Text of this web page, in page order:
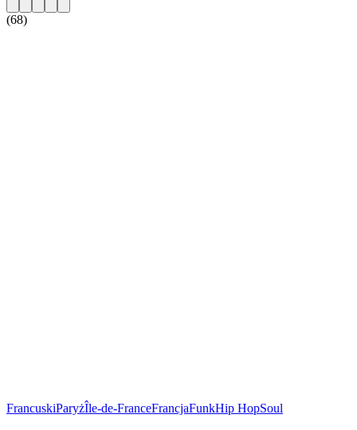
(68)
FrancuskiParyżÎle-de-FranceFrancjaFunkHip HopSoul